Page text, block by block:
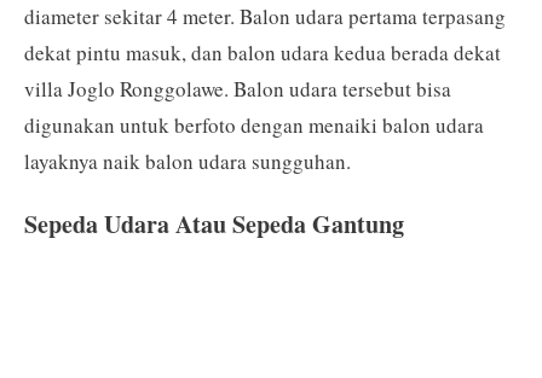
diameter sekitar 4 meter. Balon udara pertama terpasang
dekat pintu masuk, dan balon udara kedua berada dekat
villa Joglo Ronggolawe. Balon udara tersebut bisa
digunakan untuk berfoto dengan menaiki balon udara
layaknya naik balon udara sungguhan.
Sepeda Udara Atau Sepeda Gantung